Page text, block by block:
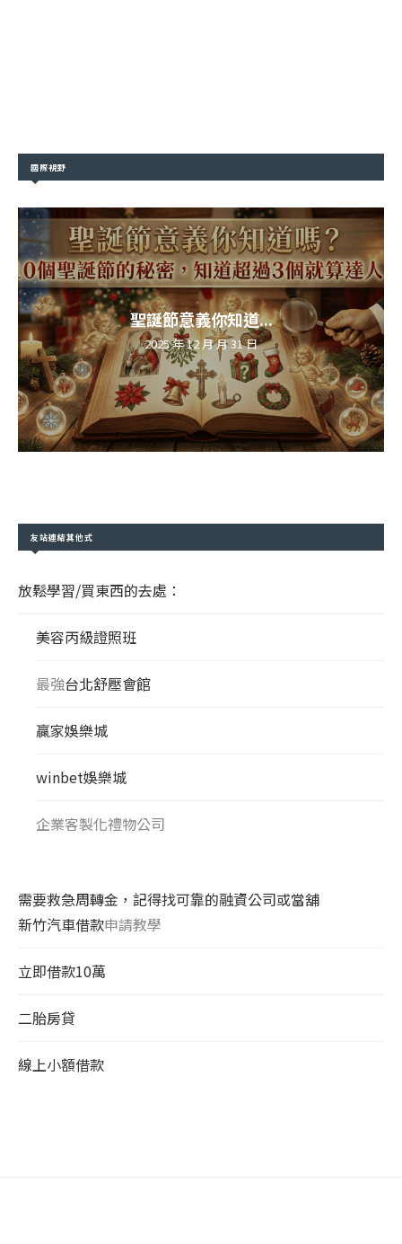
國際視野
聖誕節意義你知道...
2025 年 12 月 月 31 日
友站連結其他式
放鬆學習/買東西的去處：
美容丙級證照班
最強台北舒壓會館
贏家娛樂城
winbet娛樂城
企業客製化禮物公司
需要救急周轉金，記得找可靠的融資公司或當舖
新竹汽車借款申請教學
立即借款10萬
二胎房貸
線上小額借款